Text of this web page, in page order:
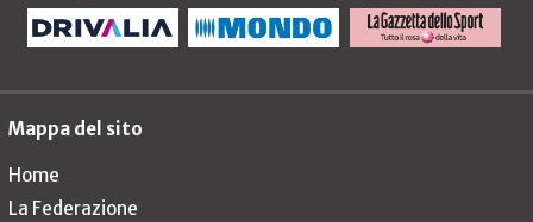
Mappa del sito
Home
La Federazione